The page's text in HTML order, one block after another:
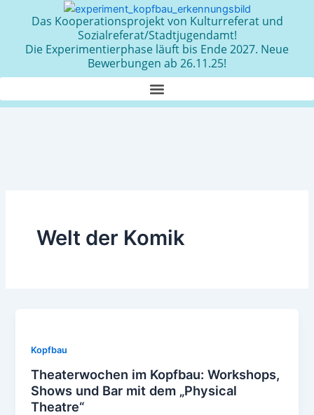
Das Kooperationsprojekt von Kulturreferat und
Sozialreferat/Stadtjugendamt!
Die Experimentierphase läuft bis Ende 2027. Neue
Bewerbungen ab 26.11.25!
Welt der Komik
Kopfbau
Theaterwochen im Kopfbau: Workshops,
Shows und Bar mit dem „Physical
Theatre“